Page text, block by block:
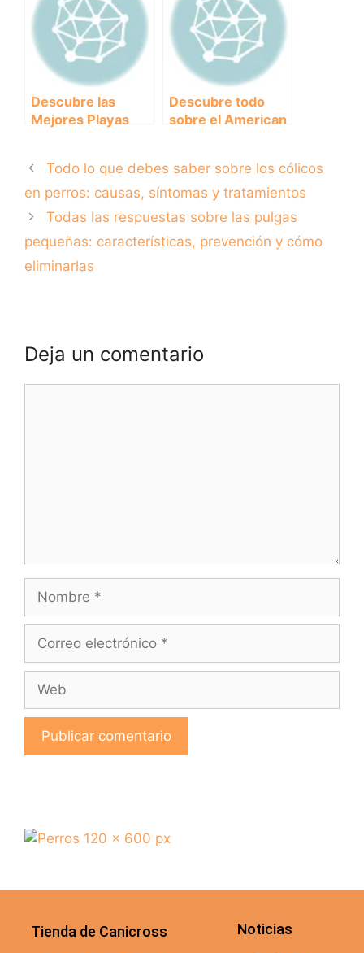
para perros
Descubre las
Mejores Playas
¡Disfruta del
Verano con tu
Peludo!
Descubre todo
sobre el American
cuidados y
curiosidades
Todo lo que debes saber sobre los cólicos
en perros: causas, síntomas y tratamientos
Todas las respuestas sobre las pulgas
pequeñas: características, prevención y cómo
eliminarlas
Deja un comentario
Tienda de Canicross Noticias